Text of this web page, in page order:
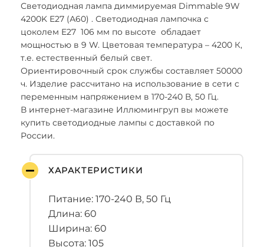
Светодиодная лампа диммируемая Dimmable 9W
4200K E27 (А60) . Светодиодная лампочка с
цоколем E27 106 мм по высоте обладает
мощностью в 9 W. Цветовая температура – 4200 К,
т.е. естественный белый свет.
Ориентировочный срок службы составляет 50000
ч. Изделие рассчитано на использование в сети с
переменным напряжением в 170-240 В, 50 Гц.
В интернет-магазине Иллюмингруп вы можете
купить светодиодные лампы с доставкой по
России.
ХАРАКТЕРИСТИКИ
Питание: 170-240 В, 50 Гц
Длина: 60
Ширина: 60
Высота: 105